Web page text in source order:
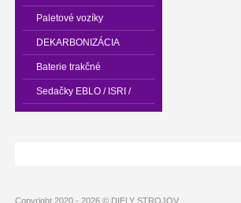
Paletové vozíky
DEKARBONIZÁCIA
Baterie trakčné
Sedačky EBLO / ISRI /
Copyright 2020 - 2026 © DIELY STROJOV